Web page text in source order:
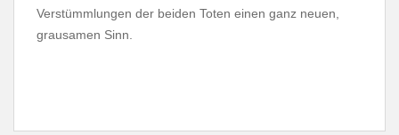
Verstümmlungen der beiden Toten einen ganz neuen,
grausamen Sinn.